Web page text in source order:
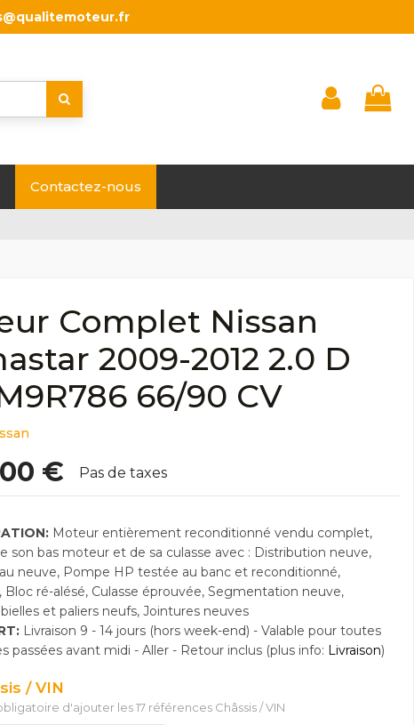
Contactez-nous
Complet Nissan
2009-2012 2.0 D
66/90 CV
€ Pas de taxes
Moteur entièrement reconditionné vendu complet,
son bas moteur et de sa culasse avec : Distribution neuve,
neuve, Pompe HP testée au banc et reconditionné,
Bloc ré-alésé, Culasse éprouvée, Segmentation neuve,
et paliers neufs, Jointures neuves
Livraison 9 - 14 jours (hors week-end) - Valable pour toutes
passées avant midi - Aller - Retour inclus (plus info: Livraison)
/ VIN
d'ajouter les 17 références Châssis / VIN